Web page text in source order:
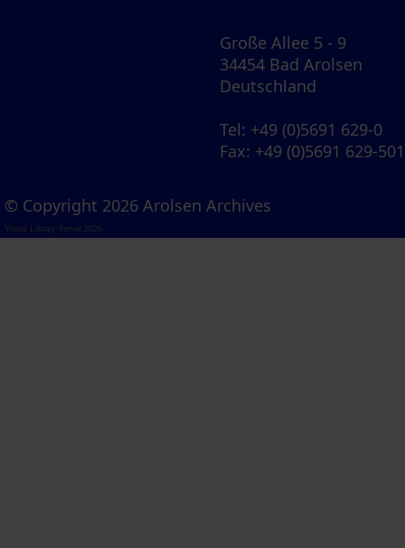
Große Allee 5 - 9
34454 Bad Arolsen
Deutschland
Tel: +49 (0)5691 629-0
Fax: +49 (0)5691 629-501
© Copyright 2026 Arolsen Archives
Visual Library Server 2026